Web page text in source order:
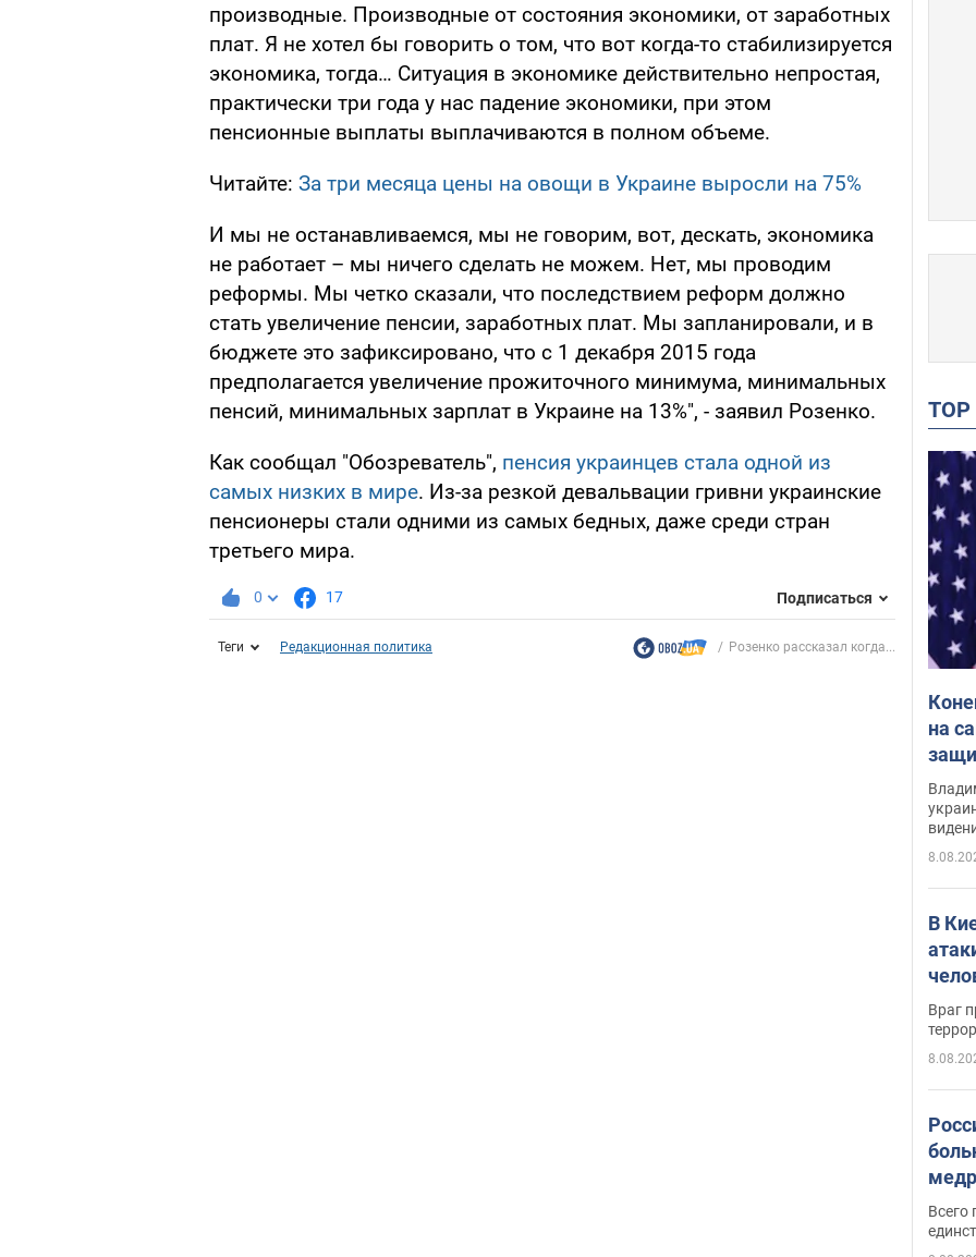
производные. Производные от состояния экономики, от заработных
плат. Я не хотел бы говорить о том, что вот когда-то стабилизируется
экономика, тогда… Ситуация в экономике действительно непростая,
практически три года у нас падение экономики, при этом
пенсионные выплаты выплачиваются в полном объеме.
Читайте: За три месяца цены на овощи в Украине выросли на 75%
И мы не останавливаемся, мы не говорим, вот, дескать, экономика
не работает – мы ничего сделать не можем. Нет, мы проводим
реформы. Мы четко сказали, что последствием реформ должно
стать увеличение пенсии, заработных плат. Мы запланировали, и в
бюджете это зафиксировано, что с 1 декабря 2015 года
предполагается увеличение прожиточного минимума, минимальных
пенсий, минимальных зарплат в Украине на 13%", - заявил Розенко.
Как сообщал "Обозреватель", пенсия украинцев стала одной из
самых низких в мире. Из-за резкой девальвации гривни украинские
пенсионеры стали одними из самых бедных, даже среди стран
третьего мира.
0 17 Подписаться
Теги Редакционная политика Розенко рассказал когда...
на
В
Враг
Всего